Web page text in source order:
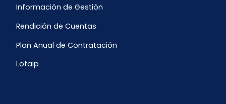
Información de Gestión
Rendición de Cuentas
Plan Anual de Contratación
Lotaip